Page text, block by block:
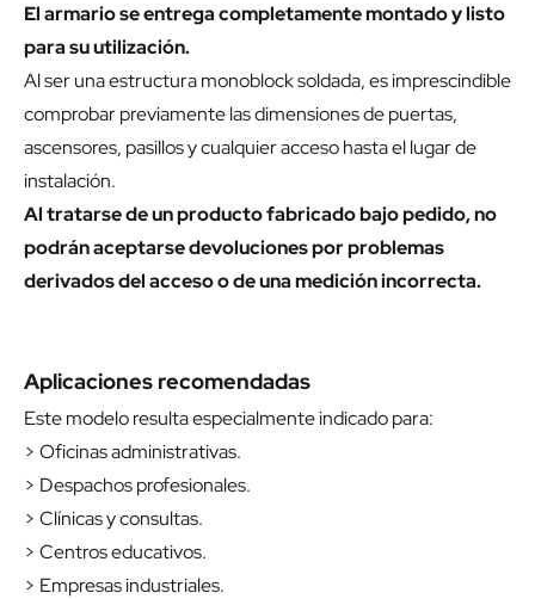
El armario se entrega completamente montado y listo
para su utilización.
Al ser una estructura monoblock soldada, es imprescindible
comprobar previamente las dimensiones de puertas,
ascensores, pasillos y cualquier acceso hasta el lugar de
instalación.
Al tratarse de un producto fabricado bajo pedido, no
podrán aceptarse devoluciones por problemas
derivados del acceso o de una medición incorrecta.
Aplicaciones recomendadas
Este modelo resulta especialmente indicado para:
> Oficinas administrativas.
> Despachos profesionales.
> Clínicas y consultas.
> Centros educativos.
> Empresas industriales.